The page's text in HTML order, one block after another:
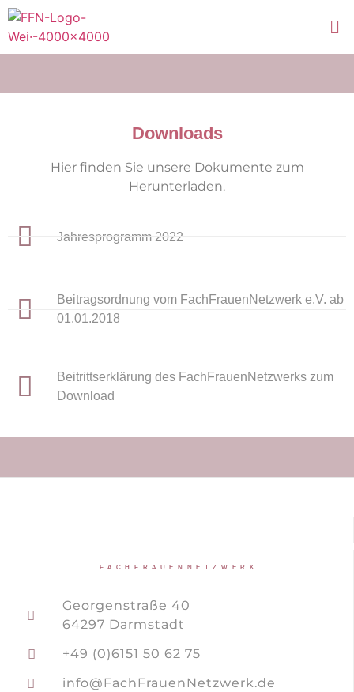
Downloads
Hier finden Sie unsere Dokumente zum
Herunterladen.
Jahresprogramm 2022
Beitragsordnung vom FachFrauenNetzwerk e.V. ab
01.01.2018
Beitrittserklärung des FachFrauenNetzwerks zum
Download
FACHFRAUENNETZWERK
Georgenstraße 40
64297 Darmstadt
+49 (0)6151 50 62 75
info@FachFrauenNetzwerk.de